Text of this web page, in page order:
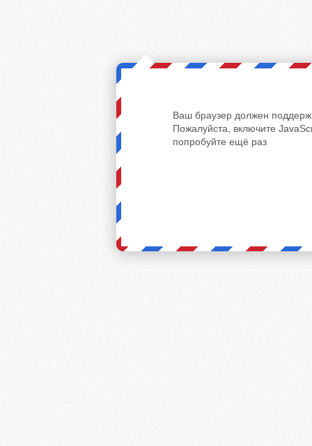
Ваш браузер должен
Пожалуйста, включите
попробуйте ещё раз